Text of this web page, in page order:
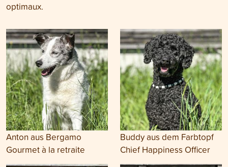
optimaux.
Anton aus Bergamo
Gourmet à la retraite
Buddy aus dem Farbtopf
Chief Happiness Officer